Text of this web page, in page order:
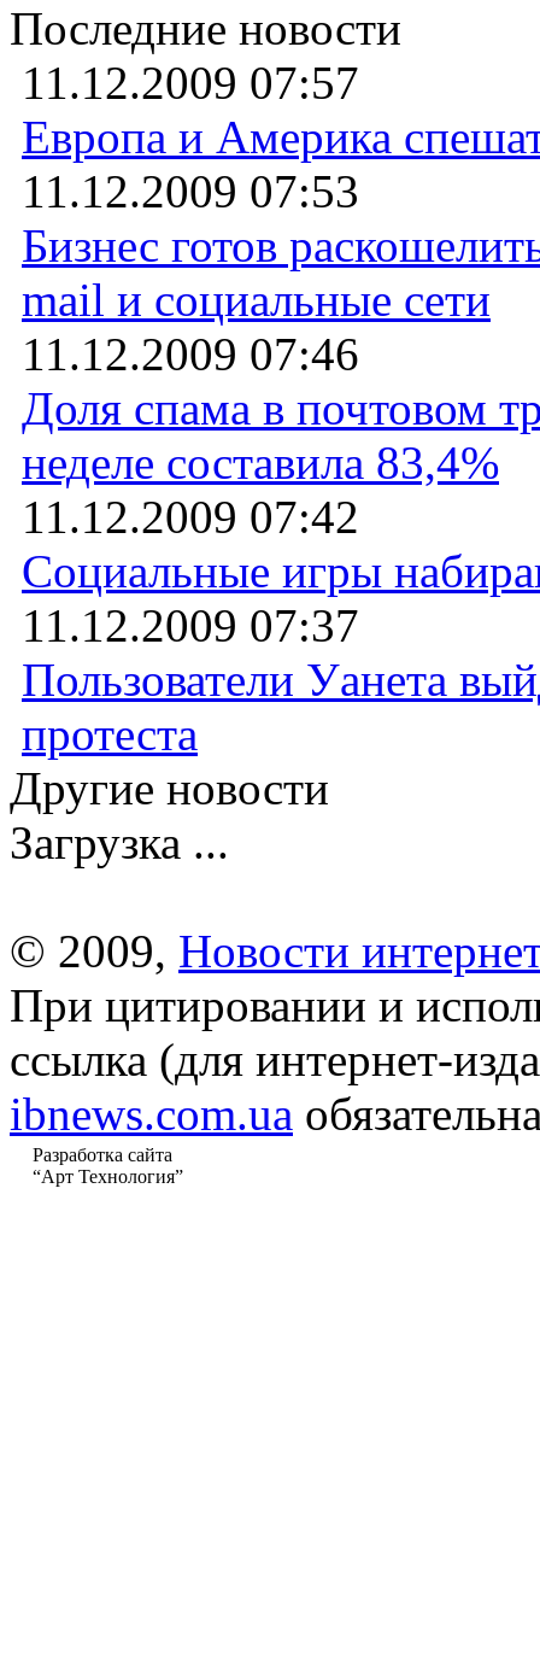
Последние новости
11.12.2009 07:57
Европа и Америка
11.12.2009 07:53
Бизнес готов
mail и социальные сети
11.12.2009 07:46
Доля спама в почтовом
неделе составила 83,4%
11.12.2009 07:42
Социальные игры
11.12.2009 07:37
Пользователи Уанета
протеста
Другие новости
Загрузка ...
© 2009, Новости
При цитировании и
ссылка (для интернет-
ibnews.com.ua
Разработка сайта
“Арт Технология”